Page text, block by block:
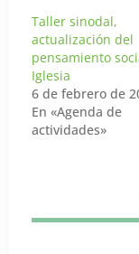
Taller sinodal,
actualización del
pensamiento
Iglesia
6 de febrero de
En «Agenda de
actividades»